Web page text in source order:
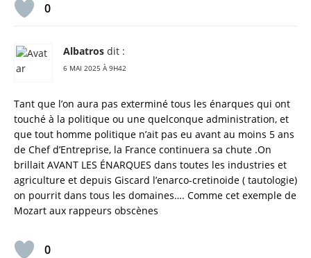
0
Albatros dit :
6 MAI 2025 À 9H42
Tant que l’on aura pas exterminé tous les énarques qui ont
touché à la politique ou une quelconque administration, et
que tout homme politique n’ait pas eu avant au moins 5 ans
de Chef d’Entreprise, la France continuera sa chute .On
brillait AVANT LES ÉNARQUES dans toutes les industries et
agriculture et depuis Giscard l’enarco-cretinoide ( tautologie)
on pourrit dans tous les domaines…. Comme cet exemple de
Mozart aux rappeurs obscènes
0